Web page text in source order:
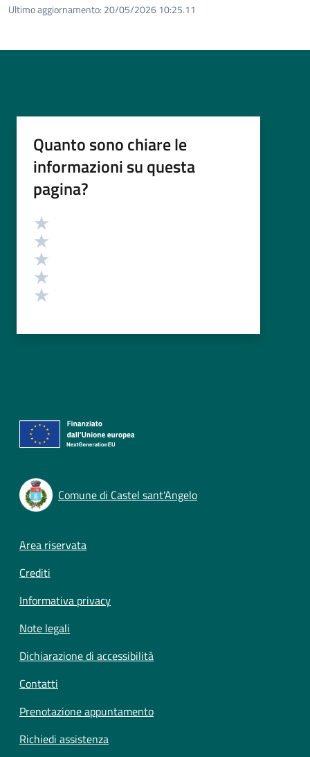
Ultimo aggiornamento: 20/05/2026 10:25.11
Quanto sono chiare le
informazioni su questa
pagina?
Valutazione
Comune di Castel sant'Angelo
Footer menu
Area riservata
Crediti
Informativa privacy
Note legali
Dichiarazione di accessibilità
Contatti
Prenotazione appuntamento
Richiedi assistenza